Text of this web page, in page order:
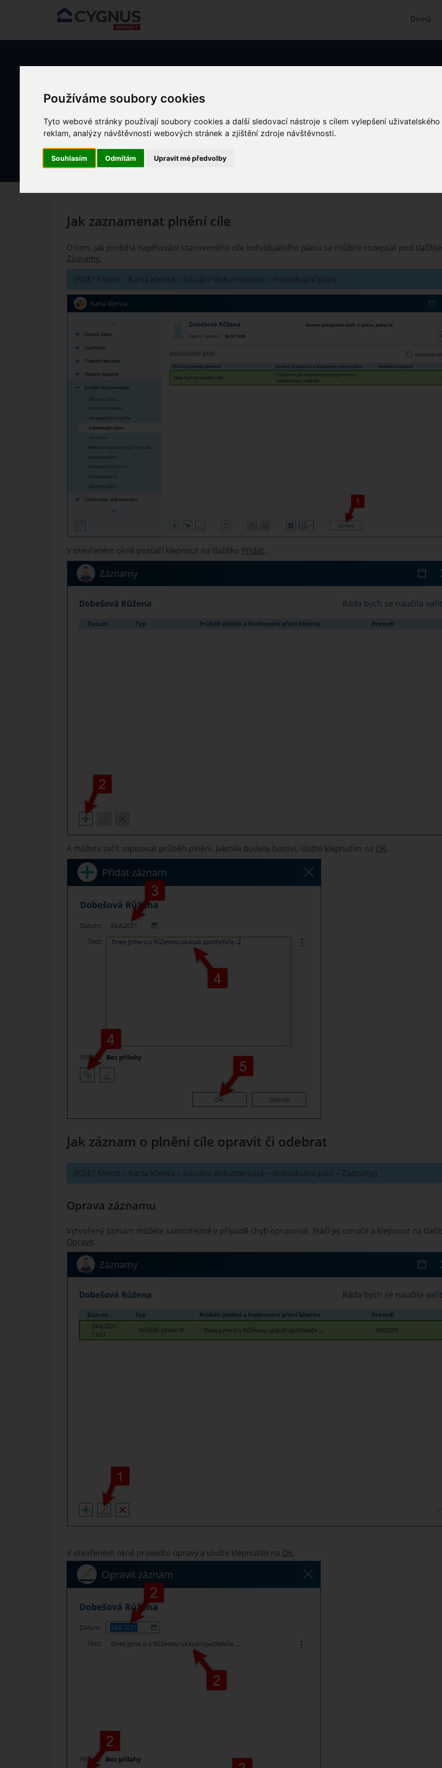
Používáme soubory cookies
Tyto webové stránky používají soubory cookies a další sledovací nástroje s cílem vylepšení
reklam, analýzy návštěvnosti webových stránek a zjištění zdroje návštěvnosti.
Souhlasím Odmítám Upravit mé předvolby
Domů
Realizace individuálního plánu
Změněno dne Po, 22 Květen, 2023 v 2:22 ODPOLEDNE
Jak zaznamenat plnění cíle
O tom, jak probíhá naplňování stanoveného cíle individuálního plánu se můžete rozepsat pod
Záznamy.
(KDE? Klienti – Karta klienta – Sociální dokumentace – Individuální plán)
V otevřeném okně postačí klepnout na tlačítko Přidat.
A můžete začít zapisovat průběh plnění. Jakmile budete hotovi, uložte klepnutím na OK.
Jak záznam o plnění cíle opravit či odebrat
(KDE? Klienti – Karta klienta – Sociální dokumentace – Individuální plán – Záznamy)
Oprava záznamu
Vytvořený záznam můžete samozřejmě v případě chyb opravovat. Stačí jej označit a klepnout na
Opravit.
V otevřeném okně proveďte úpravy a uložte klepnutím na OK.